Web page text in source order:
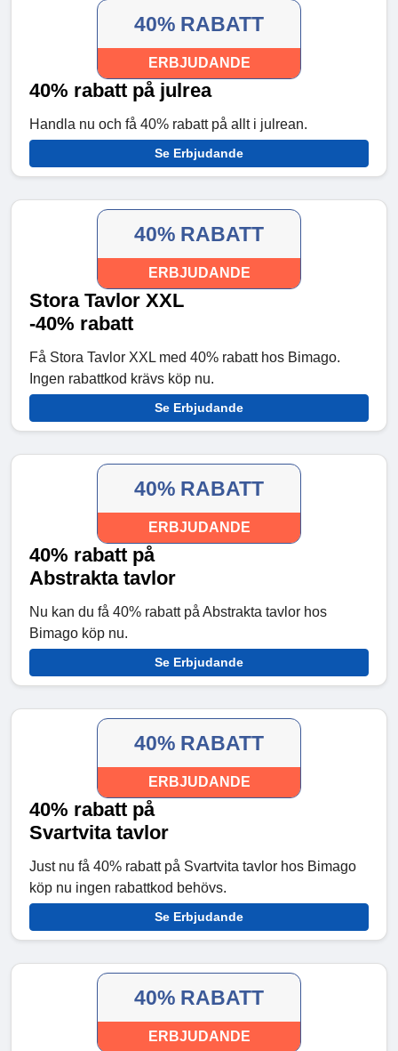
40% RABATT
ERBJUDANDE
40% rabatt på julrea
Handla nu och få 40% rabatt på allt i julrean.
Se Erbjudande
40% RABATT
ERBJUDANDE
Stora Tavlor XXL
-40% rabatt
Få Stora Tavlor XXL med 40% rabatt hos Bimago.
Ingen rabattkod krävs köp nu.
Se Erbjudande
40% RABATT
ERBJUDANDE
40% rabatt på
Abstrakta tavlor
Nu kan du få 40% rabatt på Abstrakta tavlor hos
Bimago köp nu.
Se Erbjudande
40% RABATT
ERBJUDANDE
40% rabatt på
Svartvita tavlor
Just nu få 40% rabatt på Svartvita tavlor hos Bimago
köp nu ingen rabattkod behövs.
Se Erbjudande
40% RABATT
ERBJUDANDE